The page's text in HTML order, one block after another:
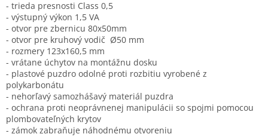
- trieda presnosti Class 0,5
- výstupný výkon 1,5 VA
- otvor pre zbernicu 80x50mm
- otvor pre kruhový vodič Ø50 mm
- rozmery 123x160,5 mm
- vrátane úchytov na montážnu dosku
- plastové puzdro odolné proti rozbitiu vyrobené z
polykarbonátu
- nehorľavý samozhášavý materiál puzdra
- ochrana proti neoprávnenej manipulácii so spojmi pomocou
plombovateľných krytov
- zámok zabraňuje náhodnému otvoreniu